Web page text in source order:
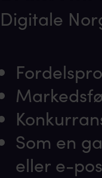
Digitale
Som en
eller e-